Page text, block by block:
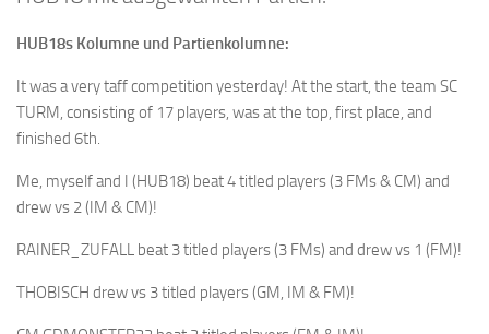
HUB18s Kolumne und Partienkolumne:
It was a very taff competition yesterday! At the start, the team SC
TURM, consisting of 17 players, was at the top, first place, and
finished 6th.
Me, myself and I (HUB18) beat 4 titled players (3 FMs & CM) and
drew vs 2 (IM & CM)!
RAINER_ZUFALL beat 3 titled players (3 FMs) and drew vs 1 (FM)!
THOBISCH drew vs 3 titled players (GM, IM & FM)!